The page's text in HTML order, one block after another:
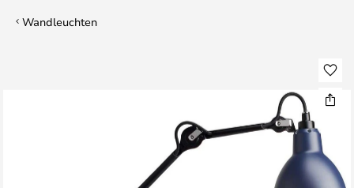
Wandleuchten